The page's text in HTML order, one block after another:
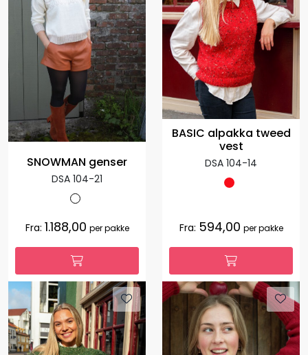
SNOWMAN genser
DSA 104-21
Fra: 1.188,00 per pakke
BASIC alpakka tweed
vest
DSA 104-14
Fra: 594,00 per pakke